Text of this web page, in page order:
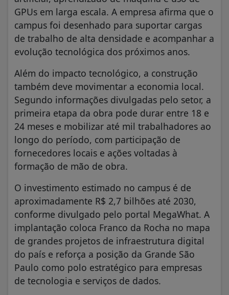
GPUs em larga escala. A empresa afirma que o
campus foi desenhado para suportar cargas
de trabalho de alta densidade e acompanhar a
evolução tecnológica dos próximos anos.
Além do impacto tecnológico, a construção
também deve movimentar a economia local.
Segundo informações divulgadas pelo setor, a
primeira etapa da obra pode durar entre 18 e
24 meses e mobilizar até mil trabalhadores ao
longo do período, com participação de
fornecedores locais e ações voltadas à
formação de mão de obra.
O investimento estimado no campus é de
aproximadamente R$ 2,7 bilhões até 2030,
conforme divulgado pelo portal MegaWhat. A
implantação coloca Franco da Rocha no mapa
de grandes projetos de infraestrutura digital
do país e reforça a posição da Grande São
Paulo como polo estratégico para empresas
de tecnologia e serviços de dados.